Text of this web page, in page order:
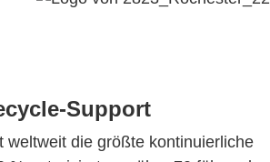
Support
weltweit die größte kontinuierliche